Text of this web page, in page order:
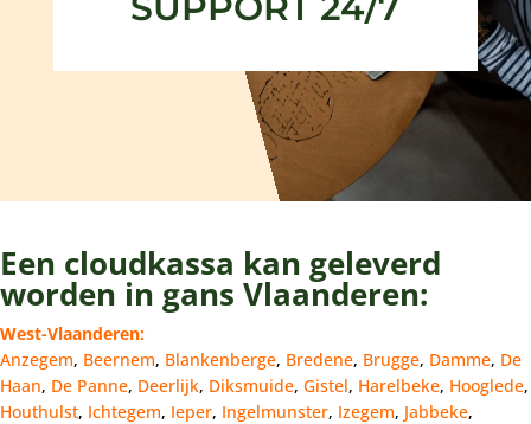
Een cloudkassa kan geleverd
worden in gans Vlaanderen:
West-Vlaanderen:
Anzegem, Beernem, Blankenberge, Bredene, Brugge, Damme, De
Haan, De Panne, Deerlijk, Diksmuide, Gistel, Harelbeke, Hooglede,
Houthulst, Ichtegem, Ieper, Ingelmunster, Izegem, Jabbeke,